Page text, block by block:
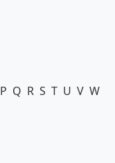
P Q R S T U V W